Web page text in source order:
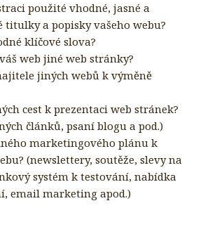
použité vhodné, jasné a
titulky a popisky vašeho webu?
klíčové slova?
web jiné web stránky?
jiných webů k výměně
cest k prezentaci web stránek?
článků, psaní blogu a pod.)
marketingového plánu k
(newslettery, soutěže, slevy na
systém k testování, nabídka
email marketing apod.)